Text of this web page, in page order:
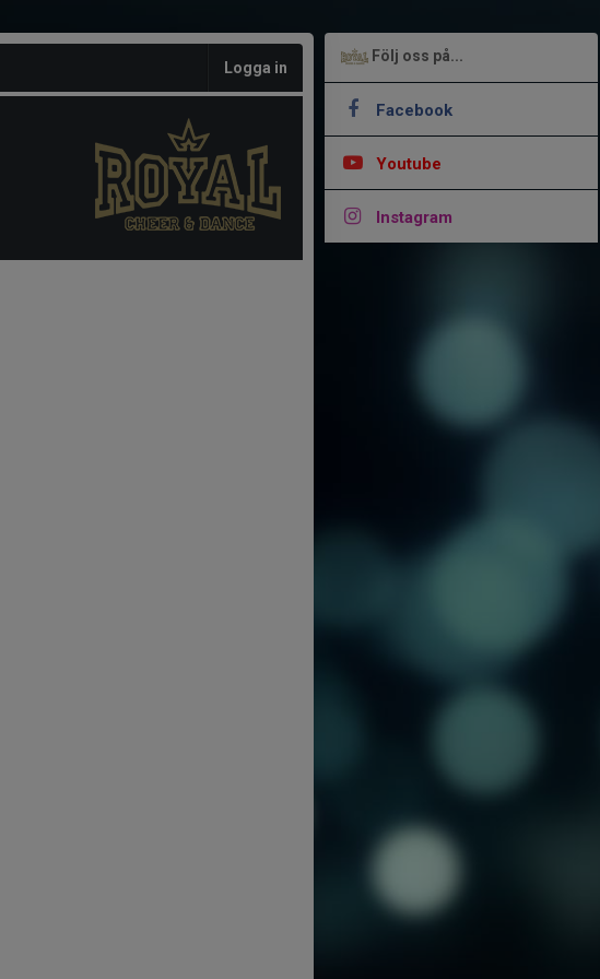
Logga in
Följ oss på...
Facebook
Youtube
Instagram